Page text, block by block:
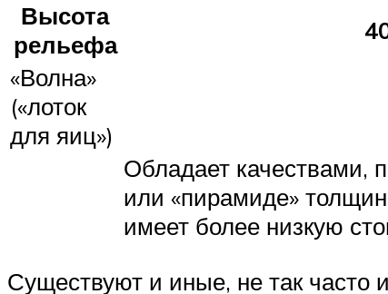
Высота
рельефа
«Волна»
(«лоток
для яиц»)
Обладает качествами,
или «пирамиде»
имеет более низкую
Существуют и иные, не так часто